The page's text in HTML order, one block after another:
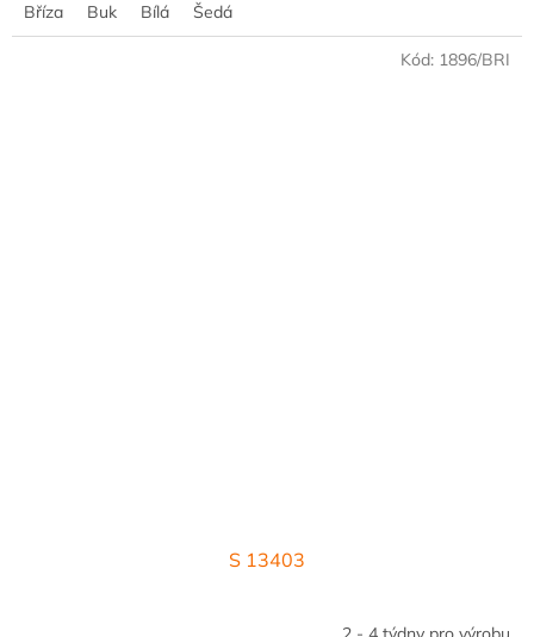
Bříza Buk Bílá Šedá
S 13403
Kód: 1896/BRI